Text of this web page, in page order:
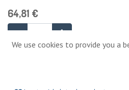
64,81 €
We use cookies to provide you a